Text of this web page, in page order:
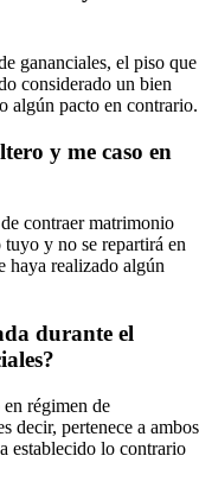
gananciales, el piso que
considerado un bien
algún pacto en contrario.
y me caso en
contraer matrimonio
y no se repartirá en
haya realizado algún
durante el
régimen de
decir, pertenece a ambos
establecido lo contrario